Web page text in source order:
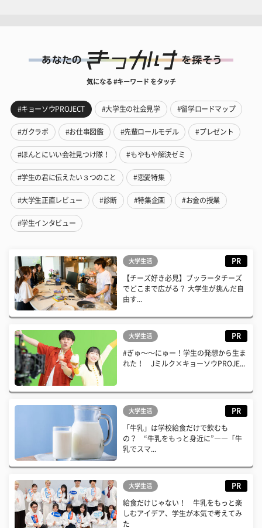
気になる #キーワード をタッチ
#キョーソウPROJECT #大学生の社会見学 #留学ロードマップ
#ガクラボ #お仕事図鑑 #先輩ロールモデル #プレゼント
#ほんとにいい会社見つけ隊！ #もやもや解決ゼミ
#学生の君に伝えたい３つのこと #恋愛特集
#大学生正直レビュー #診断 #特集企画 #お金の授業
#学生インタビュー
大学生活 PR
【チーズ好き必見】ブッラータチーズ
でどこまで広がる？ 大学生が挑んだ自
由す...
大学生活 PR
#ぎゅ〜〜にゅー！学生の発想から生ま
れた！ Jミルク×キョーソウPROJE...
大学生活 PR
「牛乳」は学校給食だけで飲むも
の？ “牛乳をもっと身近に”――「牛
乳でスマ...
大学生活 PR
給食だけじゃない！ 牛乳をもっと楽
しむアイデア、学生が本気で考えてみ
た